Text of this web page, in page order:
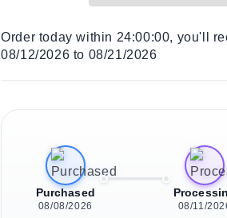
Order today within 24:00:00, you'll
08/12/2026 to 08/21/2026
Purchased
08/08/2026 08/11/